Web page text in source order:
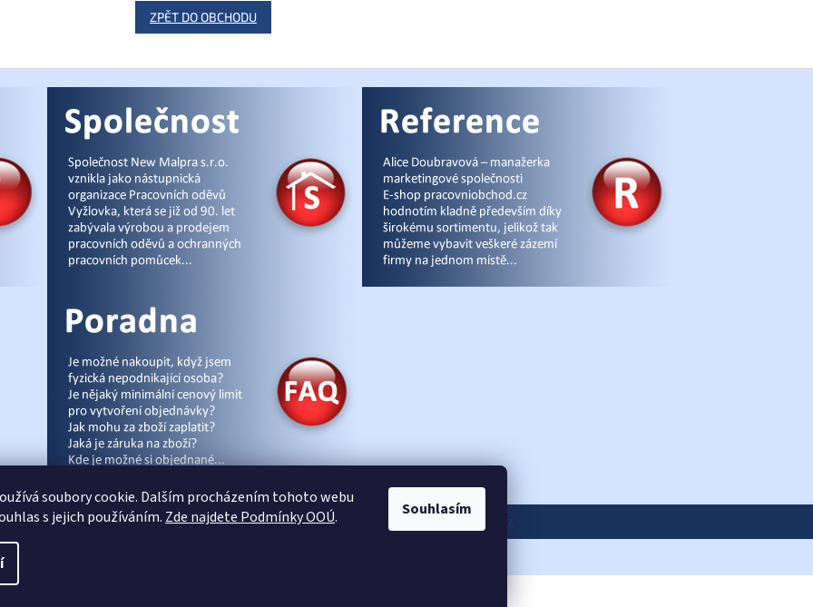
soubory cookie. Dalším procházením tohoto webu
s jejich používáním. Zde najdete Podmínky OOÚ. Souhlasím
ZPĚT DO OBCHODU
|Úvod|Malpra|Fieldmann| Ardon|Moleda|Demar|Cerva|Kontakty eshop-joga.cz